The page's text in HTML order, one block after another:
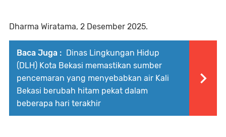
Dharma Wiratama, 2 Desember 2025.
Baca Juga :
Dinas Lingkungan Hidup
(DLH) Kota Bekasi memastikan sumber
pencemaran yang menyebabkan air Kali
Bekasi berubah hitam pekat dalam
beberapa hari terakhir